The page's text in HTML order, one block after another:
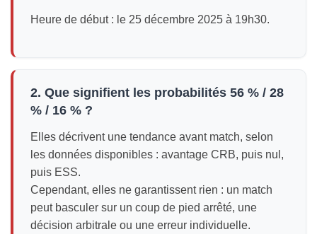
Heure de début : le 25 décembre 2025 à 19h30.
2. Que signifient les probabilités 56 % / 28
% / 16 % ?
Elles décrivent une tendance avant match, selon
les données disponibles : avantage CRB, puis nul,
puis ESS.
Cependant, elles ne garantissent rien : un match
peut basculer sur un coup de pied arrêté, une
décision arbitrale ou une erreur individuelle.